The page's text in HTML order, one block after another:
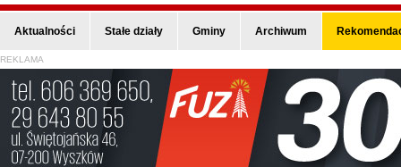
Aktualności Stałe działy Gminy Archiwum
REKLAMA